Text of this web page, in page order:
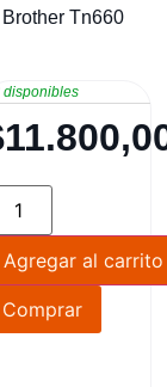
Tn660
disponibles
Agregar al carrito
Comprar